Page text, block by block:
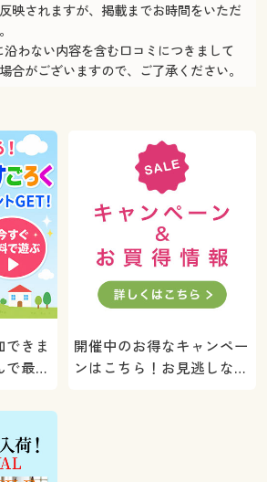
映されますが、掲載までお時間をいただ
沿わない内容を含む口コミにつきまして
合がございますので、ご了承ください。
できま
最大
開催中のお得なキャンペー
ンはこちら！お見逃しな